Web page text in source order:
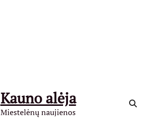
Kauno alėja
Miestelėnų naujienos